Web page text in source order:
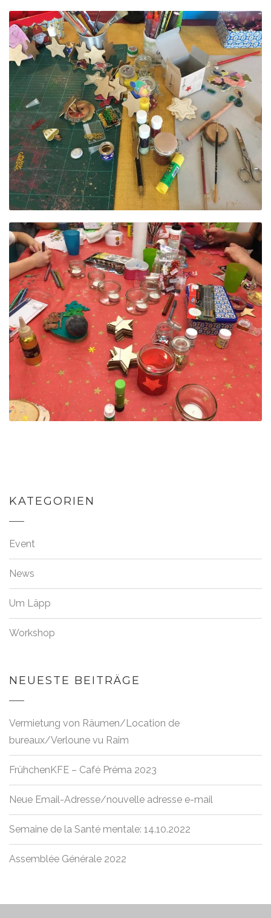
BACKEN UND
BASTELN FÜR
WEIHNACHTEN IM
MAMERHAFF
BACKEN UND
BASTELN FÜR
WEIHNACHTEN IM
MAMERHAFF
KATEGORIEN
Event
News
Um Läpp
Workshop
NEUESTE BEITRÄGE
Vermietung von Räumen/Location de
bureaux/Verloune vu Raim
FrühchenKFE – Café Préma 2023
Neue Email-Adresse/nouvelle adresse e-mail
Semaine de la Santé mentale: 14.10.2022
Assemblée Générale 2022